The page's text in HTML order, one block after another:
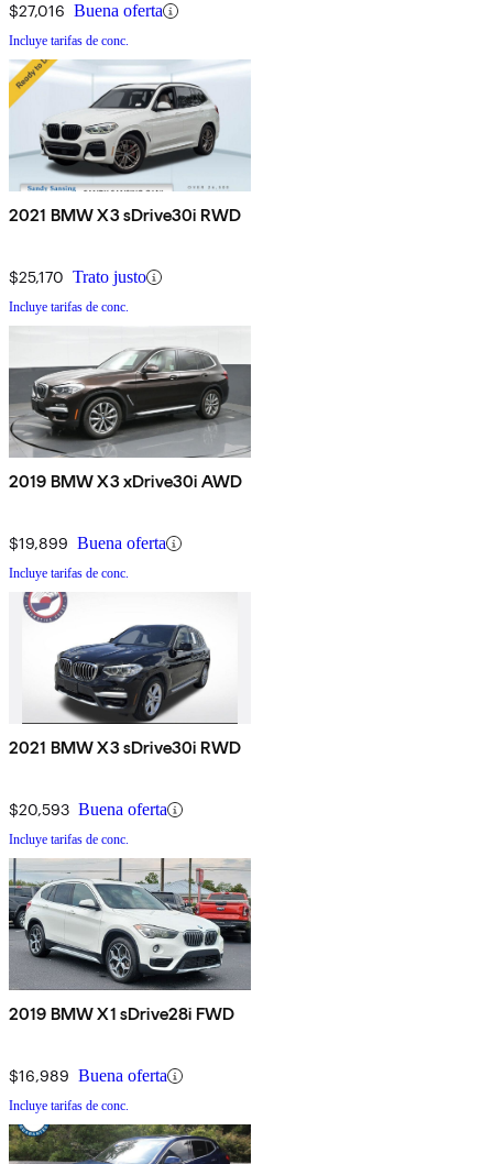
$27,016 Buena oferta
Incluye tarifas de conc.
2021 BMW X3 sDrive30i RWD
$25,170 Trato justo
Incluye tarifas de conc.
2019 BMW X3 xDrive30i AWD
$19,899 Buena oferta
Incluye tarifas de conc.
2021 BMW X3 sDrive30i RWD
$20,593 Buena oferta
Incluye tarifas de conc.
2019 BMW X1 sDrive28i FWD
$16,989 Buena oferta
Incluye tarifas de conc.